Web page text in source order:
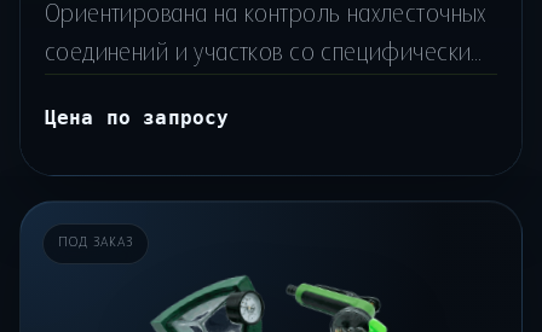
Ориентирована на контроль нахлесточных
соединений и участков со специфическим
Цена по запросу
ПОД ЗАКАЗ